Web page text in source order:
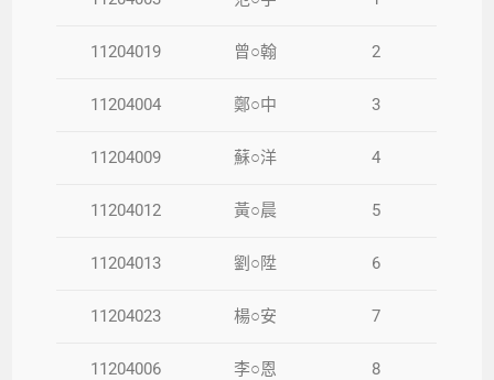
11204019 曾○翰 2
11204004 鄭○中 3
11204009 蘇○洋 4
11204012 黃○晨 5
11204013 劉○陞 6
11204023 楊○安 7
11204006 李○恩 8